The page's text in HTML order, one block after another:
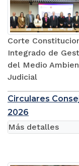
Corte
Integrado de
del Medio
Judicial
Circulares
2026
Más detalles